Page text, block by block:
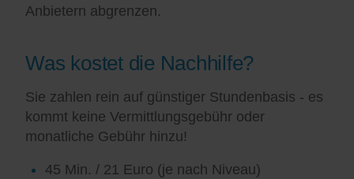
Anbietern abgrenzen.
Was kostet die Nachhilfe?
Sie zahlen rein auf günstiger Stundenbasis - es
kommt keine Vermittlungsgebühr oder
monatliche Gebühr hinzu!
45 Min. / 21 Euro (je nach Niveau)